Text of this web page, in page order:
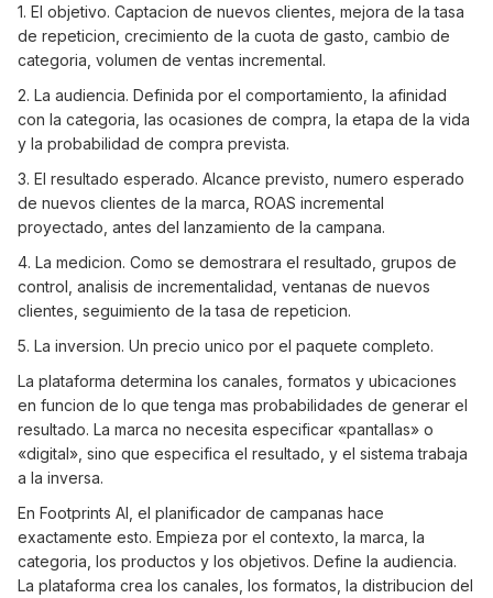
1. El objetivo. Captacion de nuevos clientes, mejora de la tasa
de repeticion, crecimiento de la cuota de gasto, cambio de
categoria, volumen de ventas incremental.
2. La audiencia. Definida por el comportamiento, la afinidad
con la categoria, las ocasiones de compra, la etapa de la vida
y la probabilidad de compra prevista.
3. El resultado esperado. Alcance previsto, numero esperado
de nuevos clientes de la marca, ROAS incremental
proyectado, antes del lanzamiento de la campana.
4. La medicion. Como se demostrara el resultado, grupos de
control, analisis de incrementalidad, ventanas de nuevos
clientes, seguimiento de la tasa de repeticion.
5. La inversion. Un precio unico por el paquete completo.
La plataforma determina los canales, formatos y ubicaciones
en funcion de lo que tenga mas probabilidades de generar el
resultado. La marca no necesita especificar «pantallas» o
«digital», sino que especifica el resultado, y el sistema trabaja
a la inversa.
En Footprints AI, el planificador de campanas hace
exactamente esto. Empieza por el contexto, la marca, la
categoria, los productos y los objetivos. Define la audiencia.
La plataforma crea los canales, los formatos, la distribucion del